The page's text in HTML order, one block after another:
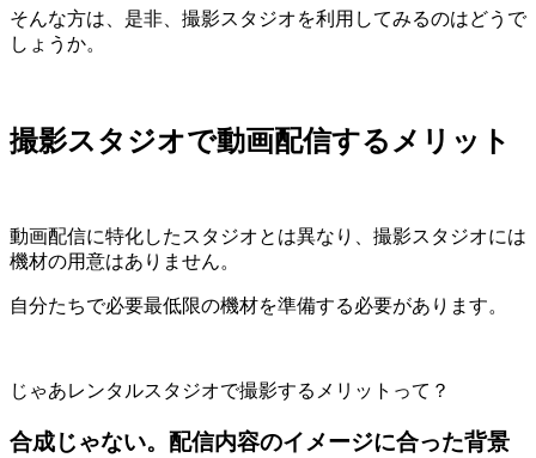
そんな方は、是非、撮影スタジオを利用してみるのはどうで
しょうか。
撮影スタジオで動画配信するメリット
動画配信に特化したスタジオとは異なり、撮影スタジオには
機材の用意はありません。
自分たちで必要最低限の機材を準備する必要があります。
じゃあレンタルスタジオで撮影するメリットって？
合成じゃない。配信内容のイメージに合った背景